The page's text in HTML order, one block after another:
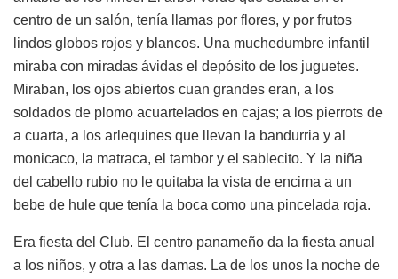
centro de un salón, tenía llamas por flores, y por frutos
lindos globos rojos y blancos. Una muchedumbre infantil
miraba con miradas ávidas el depósito de los juguetes.
Miraban, los ojos abiertos cuan grandes eran, a los
soldados de plomo acuartelados en cajas; a los pierrots de
a cuarta, a los arlequines que llevan la bandurria y al
monicaco, la matraca, el tambor y el sablecito. Y la niña
del cabello rubio no le quitaba la vista de encima a un
bebe de hule que tenía la boca como una pincelada roja.
Era fiesta del Club. El centro panameño da la fiesta anual
a los niños, y otra a las damas. La de los unos la noche de